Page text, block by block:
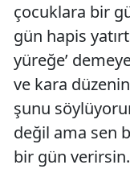
çocuklara bir
gün hapis
yüreğe’
ve kara
şunu
değil ama sen
bir gün verirsin.